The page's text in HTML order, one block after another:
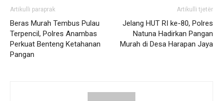
Artikulli paraprak
Beras Murah Tembus Pulau
Terpencil, Polres Anambas
Perkuat Benteng Ketahanan
Pangan
Artikulli tjetër
Jelang HUT RI ke-80, Polres
Natuna Hadirkan Pangan
Murah di Desa Harapan Jaya